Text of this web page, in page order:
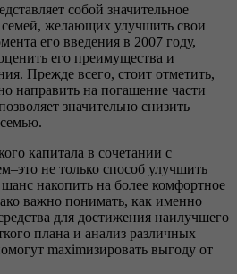
собой значительное
семей, желающих улучшить свои
его введения в 2007 году,
его преимущества и
Прежде всего, стоит отметить,
направить на погашение части
значительно снизить
капитала в сочетании с
не только способ улучшить
накопить на более комфортное
важно понимать, как именно
для достижения наилучшего
плана и анализ различных
maximизировать выгоду от